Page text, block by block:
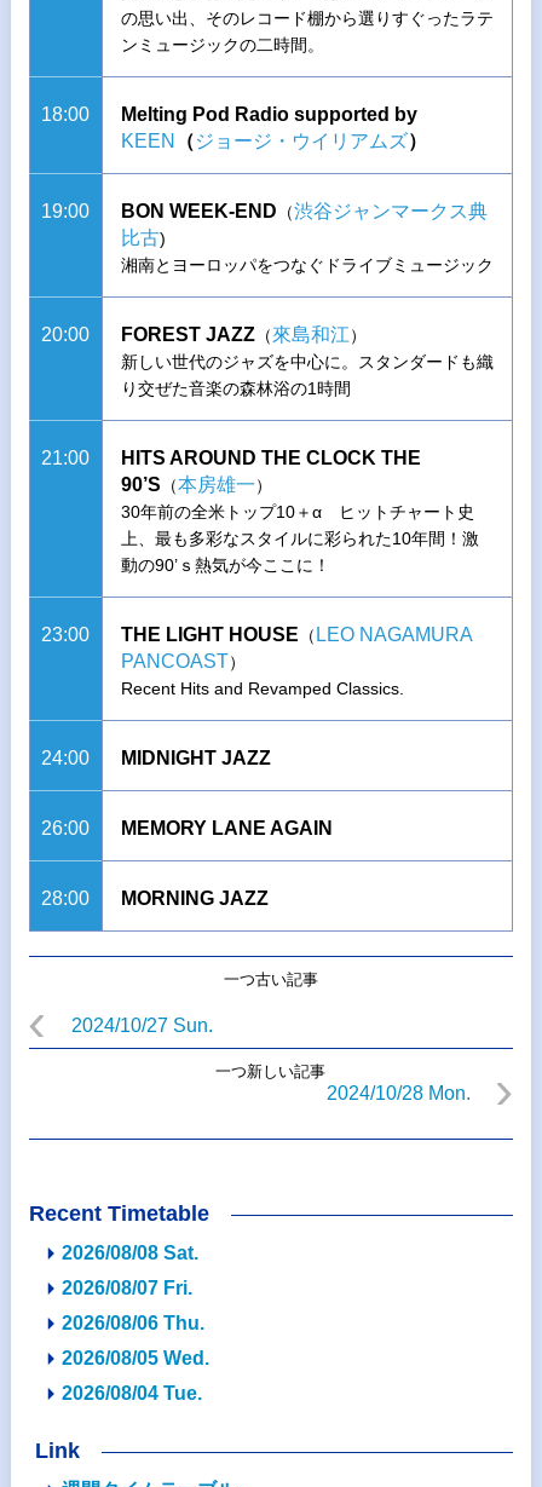
の思い出、そのレコード棚から選りすぐったラテ
ンミュージックの二時間。
18:00
Melting Pod Radio supported by
KEEN
（ジョージ・ウイリアムズ）
19:00 BON WEEK-END （渋谷ジャンマークス典
比古)
湘南とヨーロッパをつなぐドライブミュージック
20:00 FOREST JAZZ（來島和江）
新しい世代のジャズを中心に。スタンダードも織
り交ぜた音楽の森林浴の1時間
21:00
HITS AROUND THE CLOCK THE
90’S （本房雄一）
30年前の全米トップ10＋α ヒットチャート史
上、最も多彩なスタイルに彩られた10年間！激
動の90’ｓ熱気が今ここに！
23:00 THE LIGHT HOUSE （ LEO NAGAMURA
PANCOAST）
Recent Hits and Revamped Classics.
24:00 MIDNIGHT JAZZ
26:00 MEMORY LANE AGAIN
28:00 MORNING JAZZ
一つ古い記事
2024/10/27 Sun.
一つ新しい記事
2024/10/28 Mon.
Recent Timetable
2026/08/08 Sat.
2026/08/07 Fri.
2026/08/06 Thu.
2026/08/05 Wed.
2026/08/04 Tue.
Link